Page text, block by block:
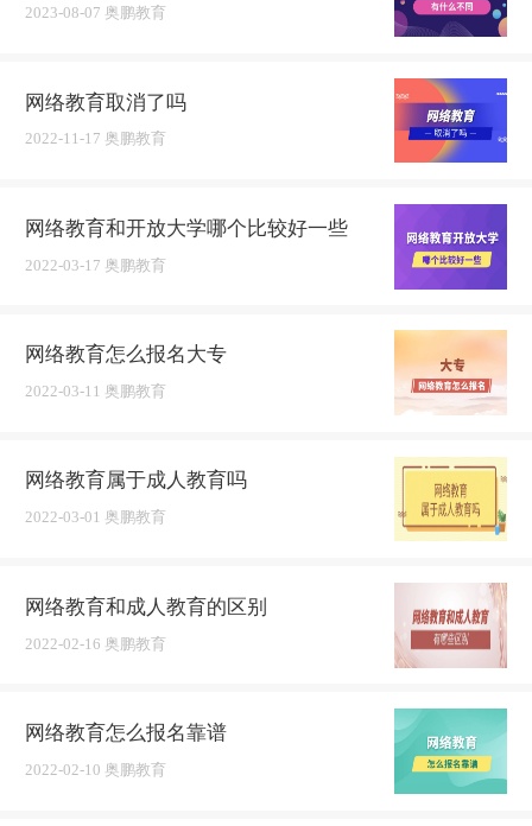
2023-08-07 奥鹏教育
网络教育取消了吗
2022-11-17 奥鹏教育
网络教育和开放大学哪个比较好一些
2022-03-17 奥鹏教育
网络教育怎么报名大专
2022-03-11 奥鹏教育
网络教育属于成人教育吗
2022-03-01 奥鹏教育
网络教育和成人教育的区别
2022-02-16 奥鹏教育
网络教育怎么报名靠谱
2022-02-10 奥鹏教育